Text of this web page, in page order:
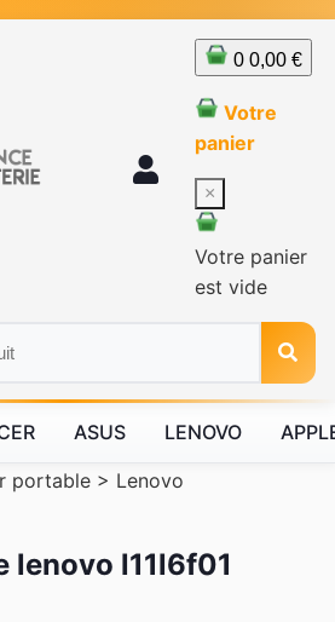
0 0,00 €
Votre
panier
×
Votre panier
est vide
ASUS LENOVO
portable > Lenovo
lenovo l11l6f01